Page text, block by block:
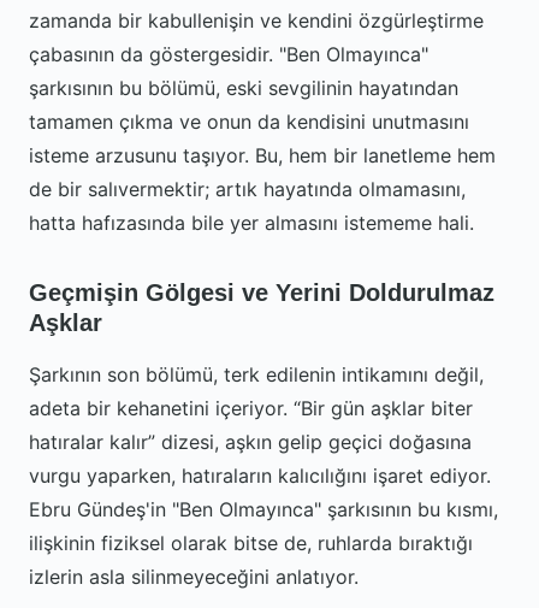
zamanda bir kabullenişin ve kendini özgürleştirme
çabasının da göstergesidir. "Ben Olmayınca"
şarkısının bu bölümü, eski sevgilinin hayatından
tamamen çıkma ve onun da kendisini unutmasını
isteme arzusunu taşıyor. Bu, hem bir lanetleme hem
de bir salıvermektir; artık hayatında olmamasını,
hatta hafızasında bile yer almasını istememe hali.
Geçmişin Gölgesi ve Yerini Doldurulmaz
Aşklar
Şarkının son bölümü, terk edilenin intikamını değil,
adeta bir kehanetini içeriyor.
Bir gün aşklar biter
hatıralar kalır dizesi, aşkın gelip geçici doğasına
vurgu yaparken, hatıraların kalıcılığını işaret ediyor.
Ebru Gündeş'in "Ben Olmayınca" şarkısının bu kısmı,
ilişkinin fiziksel olarak bitse de, ruhlarda bıraktığı
izlerin asla silinmeyeceğini anlatıyor.